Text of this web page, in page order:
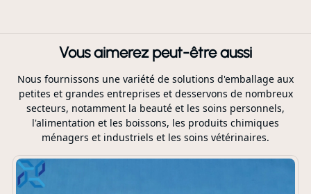
Vous aimerez peut-être aussi
Nous fournissons une variété de solutions d'emballage aux
petites et grandes entreprises et desservons de nombreux
secteurs, notamment la beauté et les soins personnels,
l'alimentation et les boissons, les produits chimiques
ménagers et industriels et les soins vétérinaires.